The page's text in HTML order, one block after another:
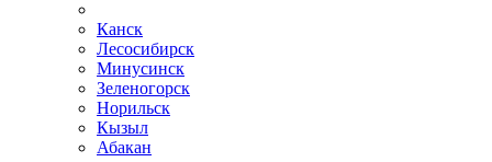
Канск
Лесосибирск
Минусинск
Зеленогорск
Норильск
Кызыл
Абакан